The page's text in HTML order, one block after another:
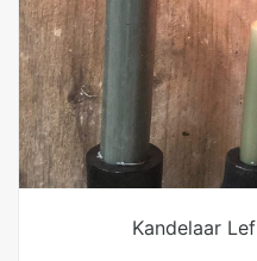
Kandelaar Lef